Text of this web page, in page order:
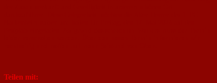
Teilen mit: